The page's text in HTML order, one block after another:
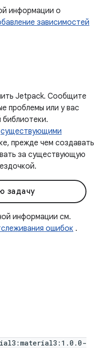
информации о
зависимостей
Jetpack. Сообщите
проблемы или у вас
существующими
прежде чем создавать
за существующую
задачу
информации см.
ошибок .